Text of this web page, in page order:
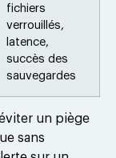
fichiers
verrouillés,
latence,
succès des
sauvegardes
un piège
sans